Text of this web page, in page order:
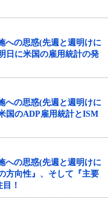
への思惑(先週と週明けに
日に米国の雇用統計の発
への思惑(先週と週明けに
国のADP雇用統計とISM
への思惑(先週と週明けに
方向性』、そして『主要
！